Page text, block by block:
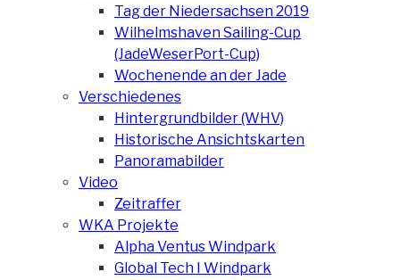
Tag der Niedersachsen 2019
Wilhelmshaven Sailing-Cup
(JadeWeserPort-Cup)
Wochenende an der Jade
Verschiedenes
Hintergrundbilder (WHV)
Historische Ansichtskarten
Panoramabilder
Video
Zeitraffer
WKA Projekte
Alpha Ventus Windpark
Global Tech I Windpark